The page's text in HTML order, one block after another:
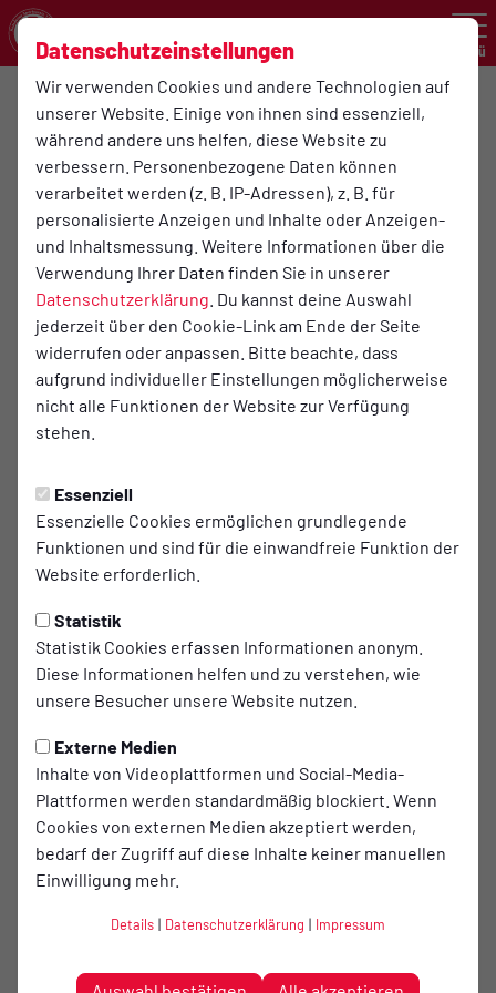
Datenschutzeinstellungen
Wir verwenden Cookies und andere Technologien auf
unserer Website. Einige von ihnen sind essenziell,
während andere uns helfen, diese Website zu
verbessern. Personenbezogene Daten können
verarbeitet werden (z. B. IP-Adressen), z. B. für
personalisierte Anzeigen und Inhalte oder Anzeigen-
und Inhaltsmessung. Weitere Informationen über die
Verwendung Ihrer Daten finden Sie in unserer
Datenschutzerklärung . Du kannst deine Auswahl
jederzeit über den Cookie-Link am Ende der Seite
widerrufen oder anpassen. Bitte beachte, dass
aufgrund individueller Einstellungen möglicherweise
nicht alle Funktionen der Website zur Verfügung
stehen.
Essenziell
Essenzielle Cookies ermöglichen grundlegende
Funktionen und sind für die einwandfreie Funktion der
Website erforderlich.
Statistik
Statistik Cookies erfassen Informationen anonym.
Diese Informationen helfen und zu verstehen, wie
unsere Besucher unsere Website nutzen.
Externe Medien
Inhalte von Videoplattformen und Social-Media-
Plattformen werden standardmäßig blockiert. Wenn
Cookies von externen Medien akzeptiert werden,
bedarf der Zugriff auf diese Inhalte keiner manuellen
Einwilligung mehr.
Details | Datenschutzerklärung | Impressum
Menü
Fit im Alter
Kurs für die Altersgruppe ab 65 Jahre
Trainingsschwerpunkte liegen in den Bereichen
Beweglichkeit, Kraft, Gleichgewicht und Koordination
Kursleitung: Birgit Bußhoff
Der Körper ist ein Minimalist
Das langfristige Ziel dieses Kurses besteht darin, die
Funktionsfähigkeit des Körpers
Menschen zu erhalten.
Damit bietet dieser Kurs einen Beitrag zur
Gesunderhaltung der Menschen im höheren
Alter sowie zur Verhinderung bzw. zur zeitlichen
Verschiebung von Pflegebedürftigkeit.
Dieses Ziel lässt sich nicht innerhalb von 12 Kursstunden
erste Teilziele auf dem Weg zu einer selbstständigen
Lebensführung im höheren Alter
zu erreichen. Mangelnde Kraftfähigkeit, eingeschränkte
Mobilität, eine reduzierte Gleich-
Gewichtsfähigkeit und eine eingeschränkte Beweglichkeit